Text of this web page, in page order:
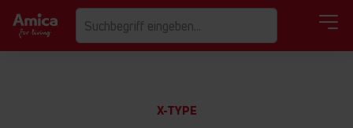
X-TYPE